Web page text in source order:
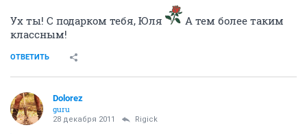
Ух ты! С подарком тебя, Юля
А тем более таким
классным!
ОТВЕТИТЬ
Dolorez
guru
28 декабря 2011 Rigick